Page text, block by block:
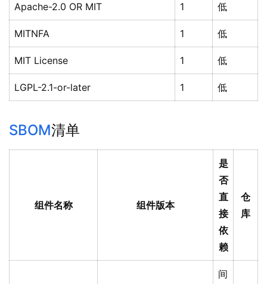
Apache-2.0 OR MIT 1 低
MITNFA 1 低
MIT License 1 低
LGPL-2.1-or-later 1 低
SBOM清单
组件名称 组件版本
是
否
直
接
依
赖
仓
库
间